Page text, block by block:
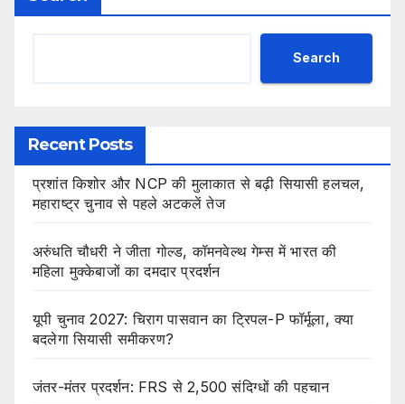
Search
Recent Posts
प्रशांत किशोर और NCP की मुलाकात से बढ़ी सियासी हलचल,
महाराष्ट्र चुनाव से पहले अटकलें तेज
अरुंधति चौधरी ने जीता गोल्ड, कॉमनवेल्थ गेम्स में भारत की
महिला मुक्केबाजों का दमदार प्रदर्शन
यूपी चुनाव 2027: चिराग पासवान का ट्रिपल-P फॉर्मूला, क्या
बदलेगा सियासी समीकरण?
जंतर-मंतर प्रदर्शन: FRS से 2,500 संदिग्धों की पहचान